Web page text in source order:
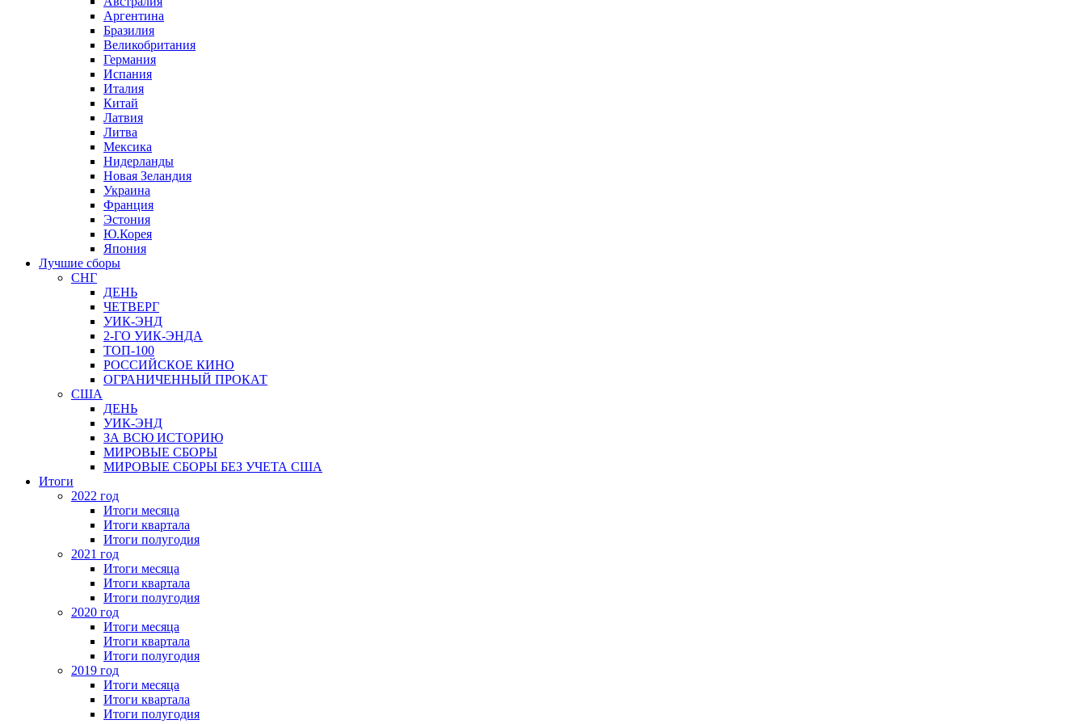
Аргентина
Бразилия
Великобритания
Германия
Испания
Италия
Китай
Латвия
Литва
Мексика
Нидерланды
Новая Зеландия
Украина
Франция
Эстония
Ю.Корея
Япония
Лучшие сборы
СНГ
ДЕНЬ
ЧЕТВЕРГ
УИК-ЭНД
2-ГО УИК-ЭНДА
ТОП-100
РОССИЙСКОЕ КИНО
ОГРАНИЧЕННЫЙ ПРОКАТ
США
ДЕНЬ
УИК-ЭНД
ЗА ВСЮ ИСТОРИЮ
МИРОВЫЕ СБОРЫ
МИРОВЫЕ СБОРЫ БЕЗ УЧЕТА США
Итоги
2022 год
Итоги месяца
Итоги квартала
Итоги полугодия
2021 год
Итоги месяца
Итоги квартала
Итоги полугодия
2020 год
Итоги месяца
Итоги квартала
Итоги полугодия
2019 год
Итоги месяца
Итоги квартала
Итоги полугодия